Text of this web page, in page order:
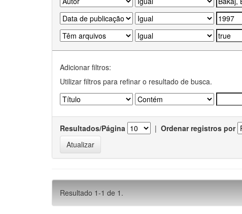
Adicionar filtros:
Utilizar filtros para refinar o resultado de busca.
Resultados/Página | Ordenar registros por
Resultado 1-1 de 1.